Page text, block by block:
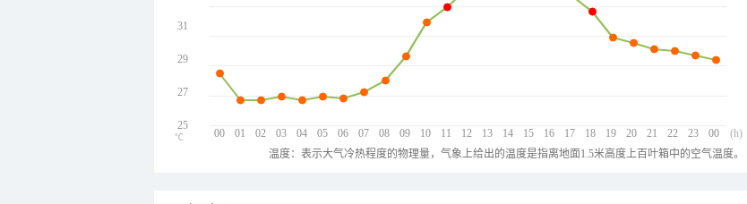
00 01 02 03 04 05 06 07 08 09 10 11 12 13 14 15 16 17 18 19 20 21 22 23 00
31
29
27
25
(h)
℃
温度：表示大气冷热程度的物理量，气象上给出的温度是指离地面1.5米高度上百叶箱中的空气温度。